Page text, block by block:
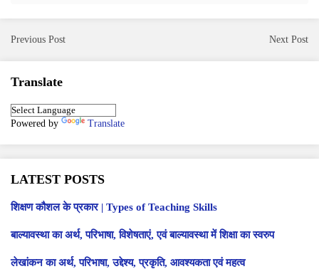
Previous Post Next Post
Translate
Powered by Translate
LATEST POSTS
शिक्षण कौशल के प्रकार | Types of Teaching Skills
बाल्यावस्था का अर्थ, परिभाषा, विशेषताएं, एवं बाल्यावस्था में शिक्षा का स्वरुप
लेखांकन का अर्थ, परिभाषा, उद्देश्य, प्रकृति, आवश्यकता एवं महत्व